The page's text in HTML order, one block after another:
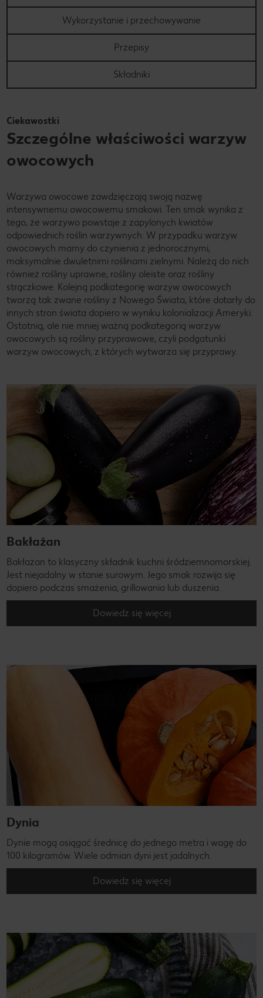
Wykorzystanie i przechowywanie
Przepisy
Składniki
Ciekawostki
Szczególne właściwości warzyw
owocowych
Warzywa owocowe zawdzięczają swoją nazwę
intensywnemu owocowemu smakowi. Ten smak wynika z
tego, że warzywo powstaje z zapylonych kwiatów
odpowiednich roślin warzywnych. W przypadku warzyw
owocowych mamy do czynienia z jednorocznymi,
maksymalnie dwuletnimi roślinami zielnymi. Należą do nich
również rośliny uprawne, rośliny oleiste oraz rośliny
strączkowe. Kolejną podkategorię warzyw owocowych
tworzą tak zwane rośliny z Nowego Świata, które dotarły do
innych stron świata dopiero w wyniku kolonializacji Ameryki.
Ostatnią, ale nie mniej ważną podkategorią warzyw
owocowych są rośliny przyprawowe, czyli podgatunki
warzyw owocowych, z których wytwarza się przyprawy.
Bakłażan
Bakłażan to klasyczny składnik kuchni śródziemnomorskiej.
Jest niejadalny w stanie surowym. Jego smak rozwija się
dopiero podczas smażenia, grillowania lub duszenia.
Dowiedz się więcej
Dynia
Dynie mogą osiągać średnicę do jednego metra i wagę do
100 kilogramów. Wiele odmian dyni jest jadalnych.
Dowiedz się więcej